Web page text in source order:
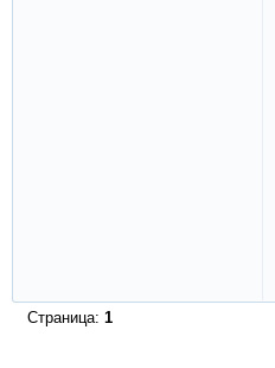
Страница: 1